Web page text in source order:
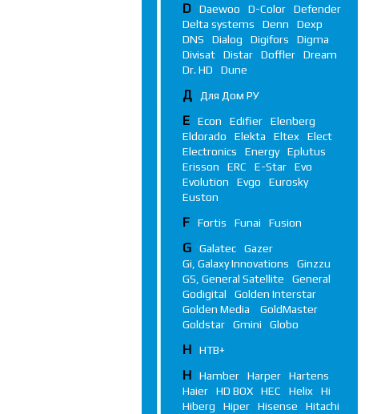
D Daewoo D-Color
Defender
Delta systems
Denn
Dexp
DNS
Dialog Digifors
Digma
Divisat
Distar Doffler
Dream
Dr. HD
Dune
Д Для Дом РУ
E Econ Edifier
Elenberg
Eldorado
Elekta Eltex
Elect
Electronics
Energy
Eplutus
Erisson
ERC E-Star
Evo
Evolution
Evgo
Eurosky
Euston
F Fortis Funai Fusion
G Galatec
Gazer
Gi, Galaxy Innovations
Ginzzu
GS, General Satellite
General
Godigital
Golden Interstar
Golden Media
GoldMaster
Goldstar
Gmini Globo
Н НТВ+
H Hamber Harper
Hartens
Haier
HD BOX HEC Helix
Hi
Hiberg
Hiper Hisense
Hitachi